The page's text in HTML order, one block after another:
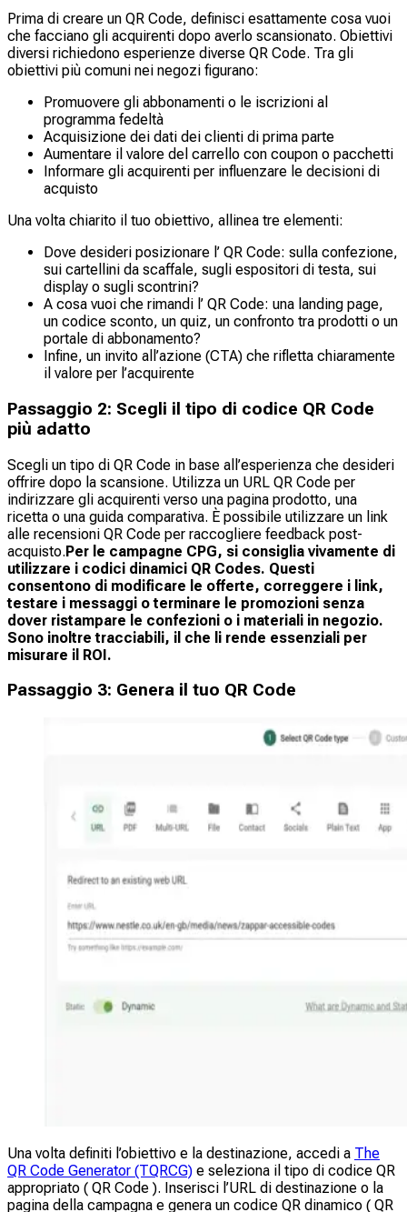
Prima di creare un QR Code, definisci esattamente cosa vuoi
che facciano gli acquirenti dopo averlo scansionato. Obiettivi
diversi richiedono esperienze diverse QR Code. Tra gli
obiettivi più comuni nei negozi figurano:
Promuovere gli abbonamenti o le iscrizioni al
programma fedeltà
Acquisizione dei dati dei clienti di prima parte
Aumentare il valore del carrello con coupon o pacchetti
Informare gli acquirenti per influenzare le decisioni di
acquisto
Una volta chiarito il tuo obiettivo, allinea tre elementi:
Dove desideri posizionare l’ QR Code: sulla confezione,
sui cartellini da scaffale, sugli espositori di testa, sui
display o sugli scontrini?
A cosa vuoi che rimandi l’ QR Code: una landing page,
un codice sconto, un quiz, un confronto tra prodotti o un
portale di abbonamento?
Infine, un invito all’azione (CTA) che rifletta chiaramente
il valore per l’acquirente
Passaggio 2: Scegli il tipo di codice QR Code
più adatto
Scegli un tipo di QR Code in base all’esperienza che desideri
offrire dopo la scansione. Utilizza un URL QR Code per
indirizzare gli acquirenti verso una pagina prodotto, una
ricetta o una guida comparativa. È possibile utilizzare un link
alle recensioni QR Code per raccogliere feedback post-
acquisto.Per le campagne CPG, si consiglia vivamente di
utilizzare i codici dinamici QR Codes. Questi
consentono di modificare le offerte, correggere i link,
testare i messaggi o terminare le promozioni senza
dover ristampare le confezioni o i materiali in negozio.
Sono inoltre tracciabili, il che li rende essenziali per
misurare il ROI.
Passaggio 3: Genera il tuo QR Code
Una volta definiti l’obiettivo e la destinazione, accedi a The
QR Code Generator (TQRCG) e seleziona il tipo di codice QR
appropriato ( QR Code ). Inserisci l’URL di destinazione o la
pagina della campagna e genera un codice QR dinamico ( QR